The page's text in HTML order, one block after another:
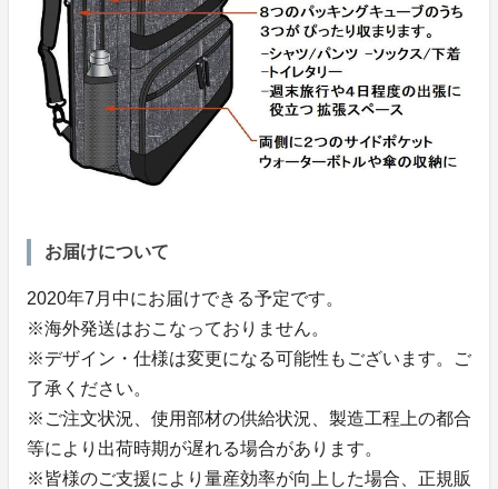
お届けについて
2020年7月中にお届けできる予定です。
※海外発送はおこなっておりません。
※デザイン・仕様は変更になる可能性もございます。ご
了承ください。
※ご注文状況、使用部材の供給状況、製造工程上の都合
等により出荷時期が遅れる場合があります。
※皆様のご支援により量産効率が向上した場合、正規販